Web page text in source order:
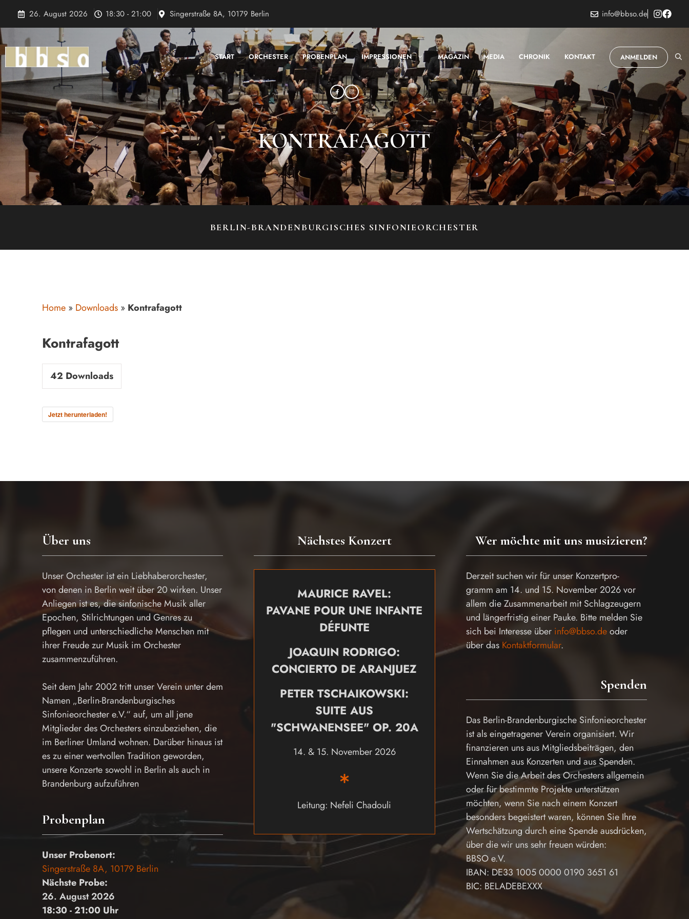
Inhalt
springen
26. August 2026 18:30 - 21:00 Singerstraße 8A, 10179 Berlin info@bbso.de
START ORCHESTER PROBENPLAN IMPRESSIONEN MAGAZIN MEDIA CHRONIK KONTAKT ANMELDEN
KONTRAFAGOTT
BERLIN-BRANDENBURGISCHES SINFONIEORCHESTER
Home » Downloads » Kontrafagott
Kontrafagott
42 Downloads
Jetzt herunterladen!
Über uns
Unser Orchester ist ein Liebhaberorchester,
von denen in Berlin weit über 20 wirken. Unser
Anliegen ist es, die sinfonische Musik aller
Epochen, Stilrichtungen und Genres zu
pflegen und unterschiedliche Menschen mit
ihrer Freude zur Musik im Orchester
zusammenzuführen.
Seit dem Jahr 2002 tritt unser Verein unter dem
Namen „Berlin-Brandenburgisches
Sinfonieorchester e.V.“ auf, um all jene
Mitglieder des Orchesters einzubeziehen, die
im Berliner Umland wohnen. Darüber hinaus ist
es zu einer wertvollen Tradition geworden,
unsere Konzerte sowohl in Berlin als auch in
Brandenburg aufzuführen
Probenplan
Unser Probenort:
Singerstraße 8A, 10179 Berlin
Nächste Probe:
26. August 2026
18:30 - 21:00 Uhr
Nächstes Konzert
MAURICE RAVEL:
PAVANE POUR UNE INFANTE
DÉFUNTE
JOAQUIN RODRIGO:
CONCIERTO DE ARANJUEZ
PETER TSCHAIKOWSKI:
SUITE AUS
"SCHWANENSEE" OP. 20A
14. & 15. November 2026
Leitung: Nefeli Chadouli
Wer möchte mit uns musizieren?
Derzeit suchen wir für unser Konzertpro-
gramm am 14. und 15. November 2026 vor
allem die Zusammenarbeit mit Schlagzeugern
und längerfristig einer Pauke. Bitte melden Sie
sich bei Interesse über info@bbso.deoder
über das Kontaktformular.
Spenden
Das Berlin-Brandenburgische Sinfonieorchester
ist als eingetragener Verein organisiert. Wir
finanzieren uns aus Mitgliedsbeiträgen, den
Einnahmen aus Konzerten und aus Spenden.
Wenn Sie die Arbeit des Orchesters allgemein
oder für bestimmte Projekte unterstützen
möchten, wenn Sie nach einem Konzert
besonders begeistert waren, können Sie Ihre
Wertschätzung durch eine Spende ausdrücken,
über die wir uns sehr freuen würden:
BBSO e.V.
IBAN: DE33 1005 0000 0190 3651 61
BIC: BELADEBEXXX